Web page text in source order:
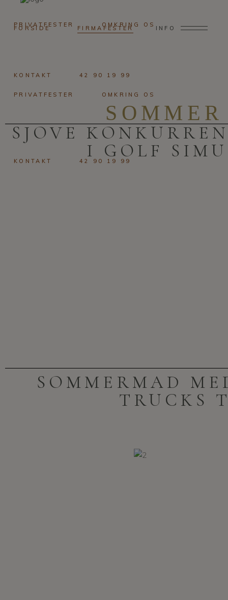
FORSIDE FIRMAFESTER
PRIVATFESTER OMKRING OS
KONTAKT 42 90 19 99
INFO
PRIVATFESTER OMKRING OS
KONTAKT 42 90 19 99
SJOVE
I GOLF
SOMMERMAD
TRUCKS